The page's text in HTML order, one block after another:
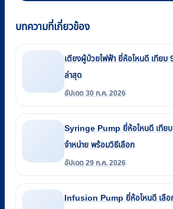
บทความที่เกี่ยวข้อง
เตียงผู้ป่วยไฟฟ้า ยี่ห้อไหนดี เทียบ
ล่าสุด
อัปเดต 30 ก.ค. 2026
Syringe Pump ยี่ห้อไหนดี เทีย
จำหน่าย พร้อมวิธีเลือก
อัปเดต 29 ก.ค. 2026
Infusion Pump ยี่ห้อไหนดี เลือ